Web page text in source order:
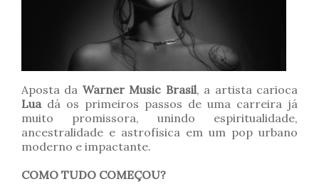
Aposta da Warner Music Brasil, a artista carioca
Luadá os primeiros passos de uma carreira já
muito promissora, unindo espiritualidade,
ancestralidade e astrofísica em um pop urbano
moderno e impactante.
COMO TUDO COMEÇOU?